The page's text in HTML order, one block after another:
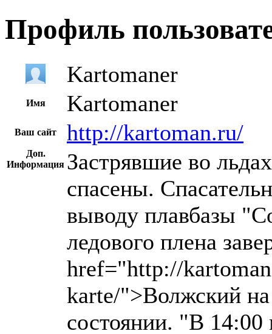
Профиль
Kartomaner
Имя Kartomaner
Ваш сайт http://kartoman.ru/
Доп.
Информация Застрявшие во
спасены.
выводу плавбазы
ледового плена
href="http://
karte/">Волжский
состоянии. "В 14:00